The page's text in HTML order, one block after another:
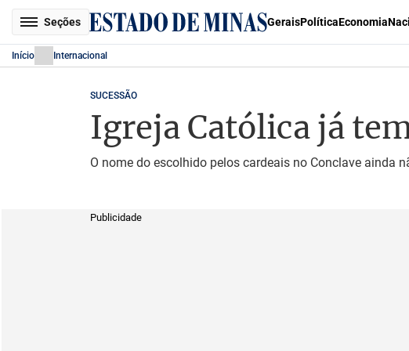
Seções GeraisPolíticaEconomia
Início Internacional
SUCESSÃO
Igreja Católica já
O nome do escolhido pelos cardeais no Conclave ainda
Publicidade